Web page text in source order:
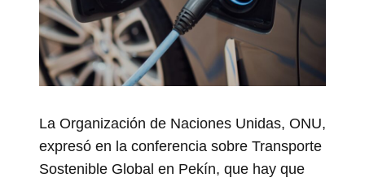
La Organización de Naciones Unidas, ONU,
expresó en la conferencia sobre Transporte
Sostenible Global en Pekín, que hay que